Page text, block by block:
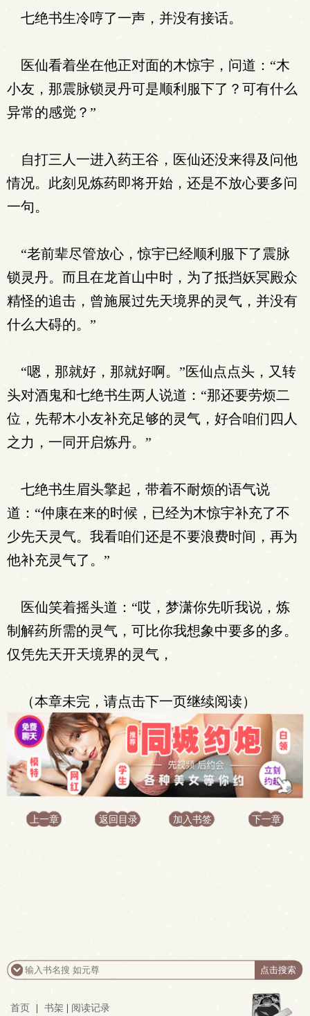
七绝书生冷哼了一声，并没有接话。
医仙看着坐在他正对面的木惊宇，问道：“木
小友，那震脉锁灵丹可是顺利服下了？可有什么
异常的感觉？”
自打三人一进入药王谷，医仙还没来得及问他
情况。此刻见炼药即将开始，还是不放心要多问
一句。
“老前辈尽管放心，惊宇已经顺利服下了震脉
锁灵丹。而且在龙首山中时，为了抵挡妖冥殿众
精怪的追击，曾施展过先天境界的灵气，并没有
什么大碍的。”
“嗯，那就好，那就好啊。”医仙点点头，又转
头对酒鬼和七绝书生两人说道：“那还要劳烦二
位，先帮木小友补充足够的灵气，好合咱们四人
之力，一同开启炼丹。”
七绝书生眉头擎起，带着不耐烦的语气说
道：“仲康在来的时候，已经为木惊宇补充了不
少先天灵气。我看咱们还是不要浪费时间，再为
他补充灵气了。”
医仙笑着摇头道：“哎，梦潇你先听我说，炼
制解药所需的灵气，可比你我想象中要多的多。
仅凭先天开天境界的灵气，
（本章未完，请点击下一页继续阅读）
上一章 返回目录 加入书签 下一章
首页 书架 阅读记录